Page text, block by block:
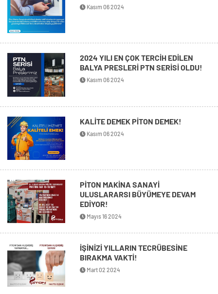
Kasım 06 2024
2024 YILI EN ÇOK TERCİH EDİLEN
BALYA PRESLERİ PTN SERİSİ OLDU!
Kasım 06 2024
KALİTE DEMEK PİTON DEMEK!
Kasım 06 2024
PİTON MAKİNA SANAYİ
ULUSLARARSI BÜYÜMEYE DEVAM
EDİYOR!
Mayıs 16 2024
İŞİNİZİ YILLARIN TECRÜBESİNE
BIRAKMA VAKTİ!
Mart 02 2024